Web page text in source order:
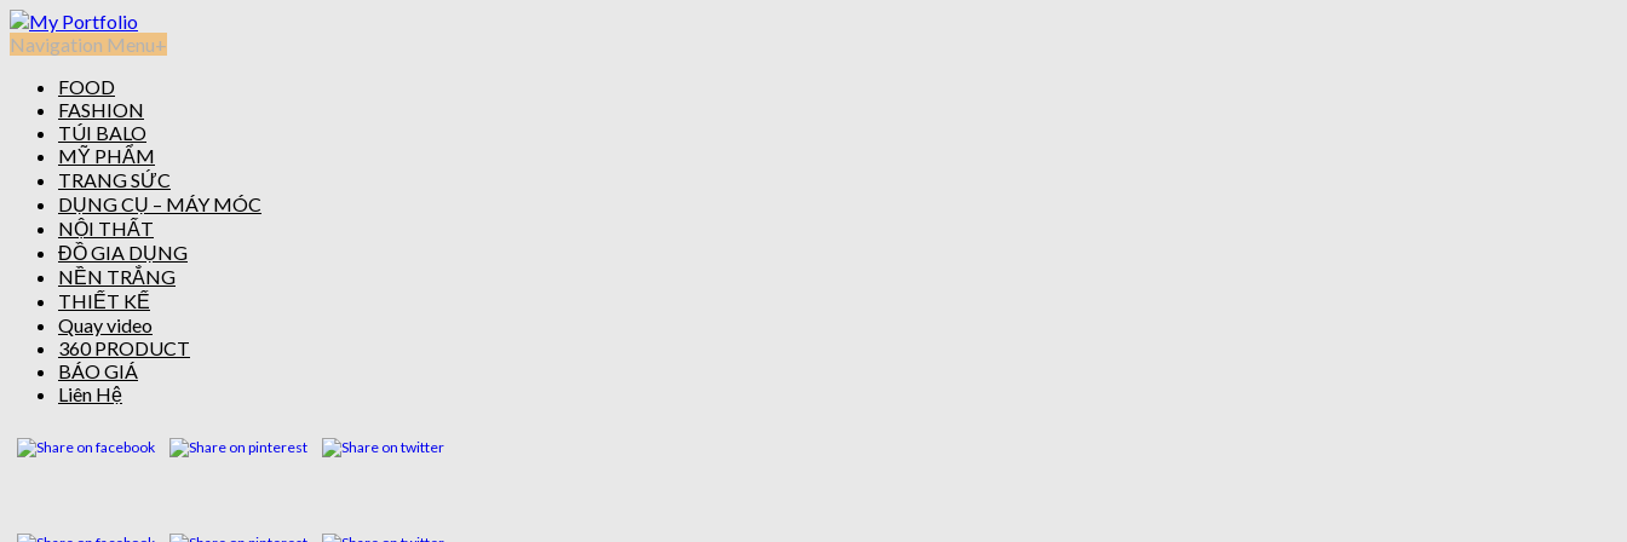
Navigation Menu+
FOOD
FASHION
TÚI BALO
MỸ PHẨM
TRANG SỨC
DỤNG CỤ – MÁY MÓC
NỘI THẤT
ĐỒ GIA DỤNG
NỀN TRẮNG
THIẾT KẾ
Quay video
360 PRODUCT
BÁO GIÁ
Liên Hệ